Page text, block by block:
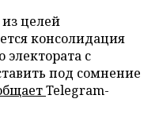
целей
консолидация
электората с
под сомнение
Telegram-